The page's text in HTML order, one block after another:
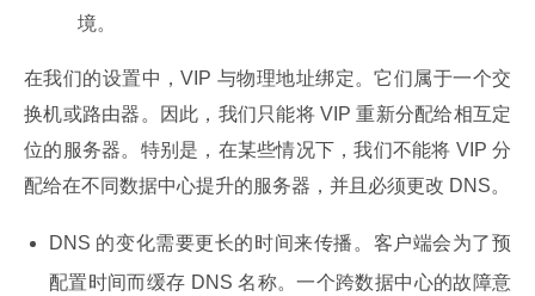
境。
在我们的设置中，VIP 与物理地址绑定。它们属于一个交
换机或路由器。因此，我们只能将 VIP 重新分配给相互定
位的服务器。特别是，在某些情况下，我们不能将 VIP 分
配给在不同数据中心提升的服务器，并且必须更改 DNS。
DNS 的变化需要更长的时间来传播。客户端会为了预
配置时间而缓存 DNS 名称。一个跨数据中心的故障意